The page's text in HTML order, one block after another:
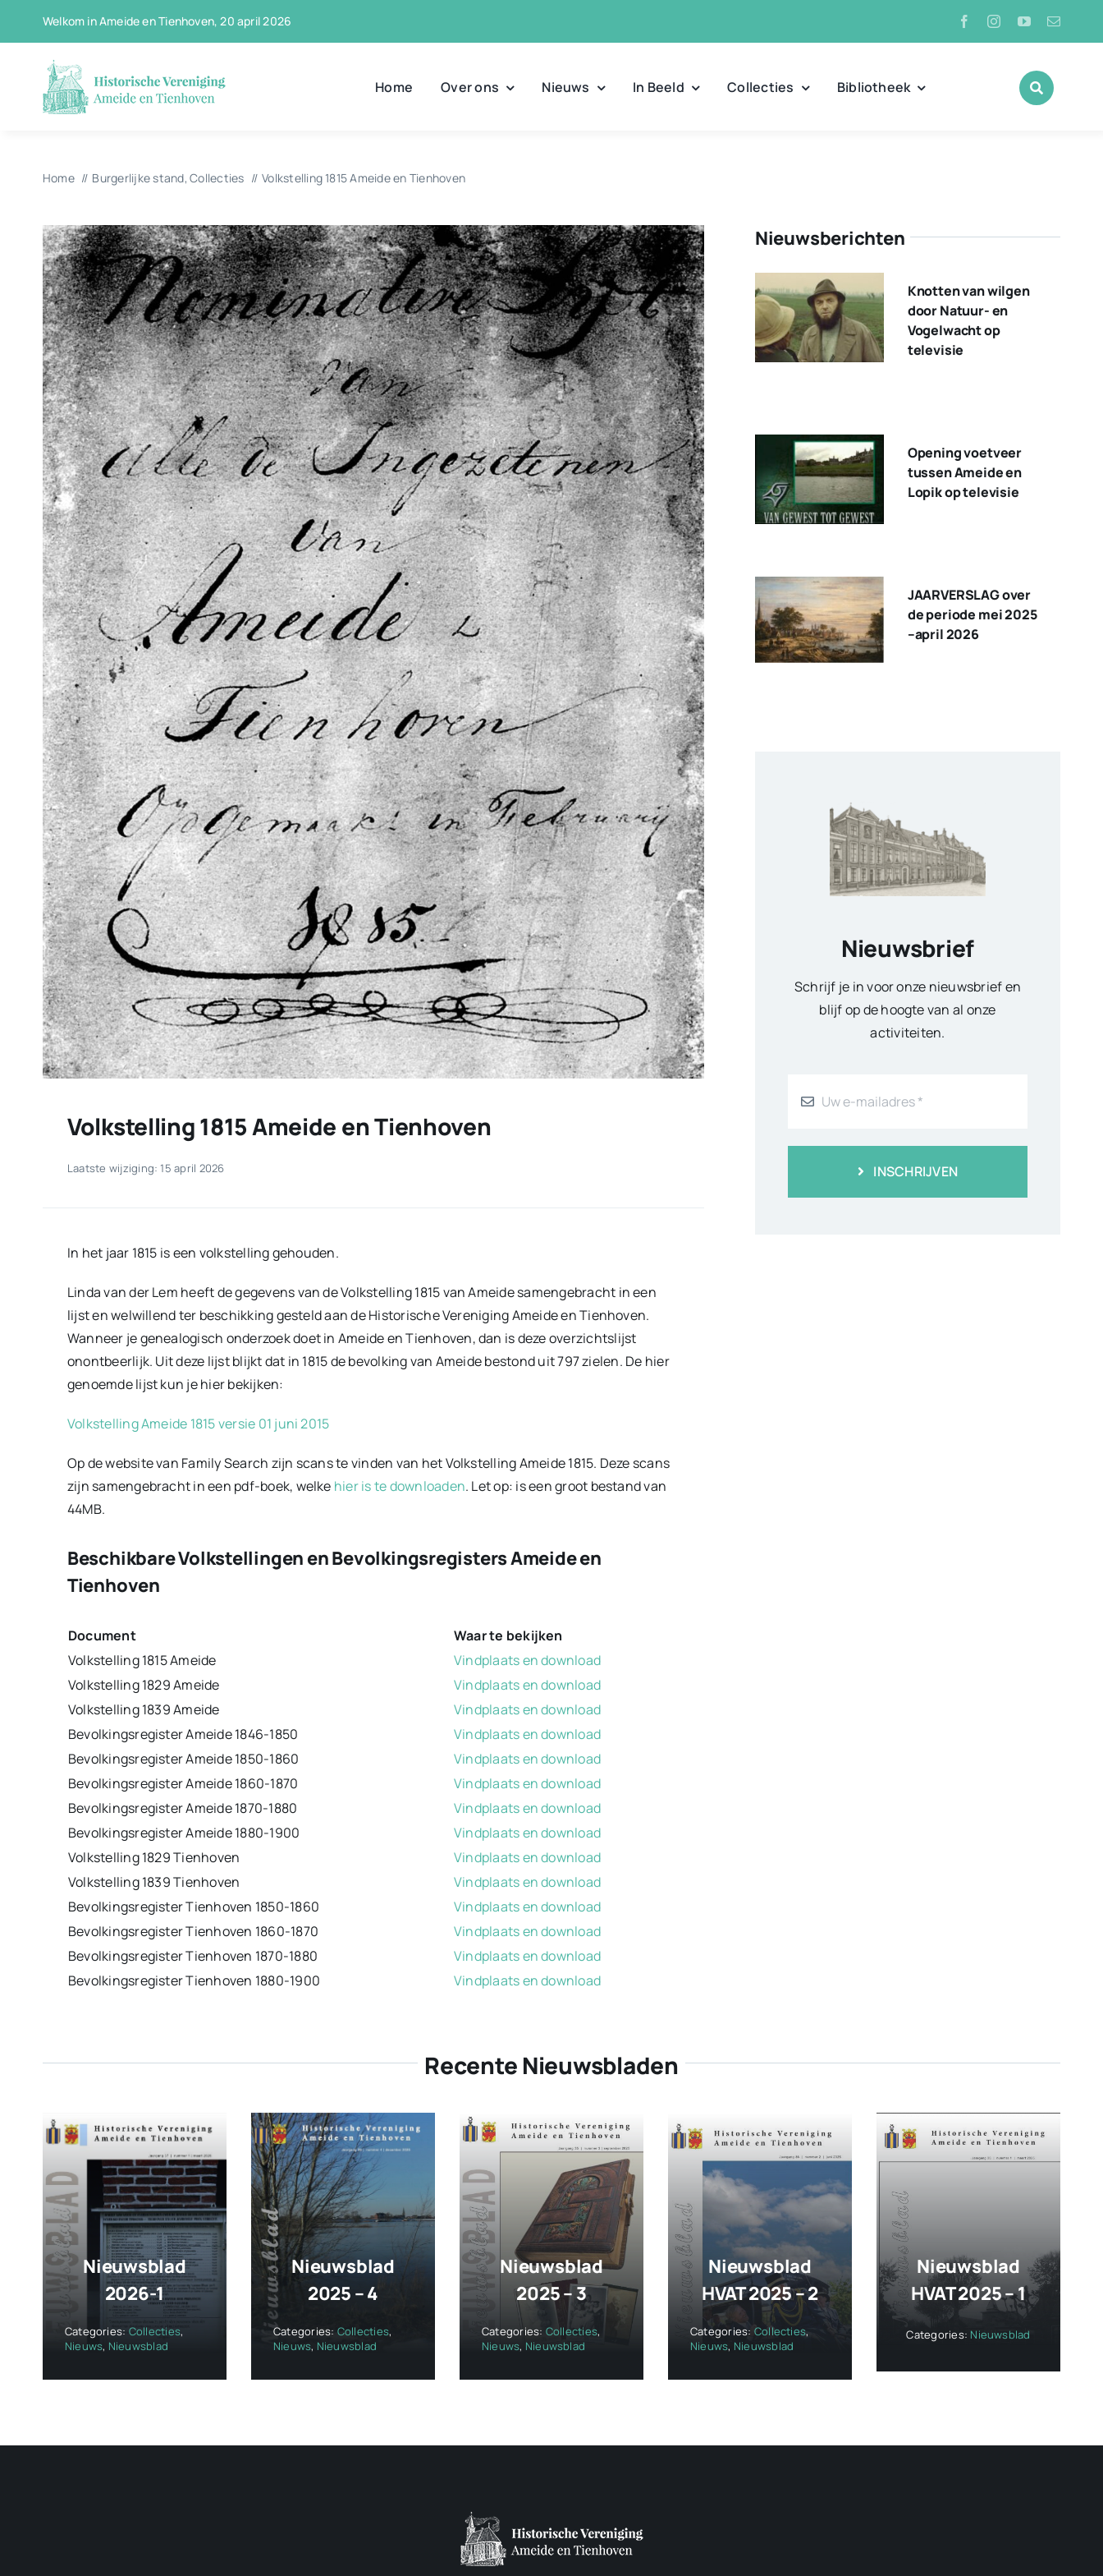
Welkom in Ameide en Tienhoven, 20 april 2026
Home Over ons Nieuws In Beeld Collecties Bibliotheek
Home Burgerlijke stand Collecties Volkstelling 1815 Ameide en Tienhoven
Volkstelling 1815 Ameide en Tienhoven
Laatste wijziging: 15 april 2026
In het jaar 1815 is een volkstelling gehouden.
Linda van der Lem heeft de gegevens van de Volkstelling 1815 van Ameide samengebracht in een
lijst en welwillend ter beschikking gesteld aan de Historische Vereniging Ameide en Tienhoven.
Wanneer je genealogisch onderzoek doet in Ameide en Tienhoven, dan is deze overzichtslijst
onontbeerlijk. Uit deze lijst blijkt dat in 1815 de bevolking van Ameide bestond uit 797 zielen. De hier
genoemde lijst kun je hier bekijken:
Volkstelling Ameide 1815 versie 01 juni 2015
Op de website van Family Search zijn scans te vinden van het Volkstelling Ameide 1815. Deze scans
zijn samengebracht in een pdf-boek, welke hier is te downloaden. Let op: is een groot bestand van
44MB.
Beschikbare Volkstellingen en Bevolkingsregisters Ameide en
Tienhoven
Document
Waar te bekijken
Volkstelling 1815 Ameide
Vindplaats en download
Volkstelling 1829 Ameide
Vindplaats en download
Volkstelling 1839 Ameide
Vindplaats en download
Bevolkingsregister Ameide 1846-1850
Vindplaats en download
Bevolkingsregister Ameide 1850-1860
Vindplaats en download
Bevolkingsregister Ameide 1860-1870
Vindplaats en download
Bevolkingsregister Ameide 1870-1880
Vindplaats en download
Bevolkingsregister Ameide 1880-1900
Vindplaats en download
Volkstelling 1829 Tienhoven
Vindplaats en download
Volkstelling 1839 Tienhoven
Vindplaats en download
Bevolkingsregister Tienhoven 1850-1860
Vindplaats en download
Bevolkingsregister Tienhoven 1860-1870
Vindplaats en download
Bevolkingsregister Tienhoven 1870-1880
Vindplaats en download
Bevolkingsregister Tienhoven 1880-1900
Vindplaats en download
Nieuwsberichten
Knotten van wilgen
door Natuur- en
Vogelwacht op
televisie
Opening voetveer
tussen Ameide en
Lopik op televisie
JAARVERSLAG over
de periode mei 2025
–april 2026
Nieuwsbrief
Schrijf je in voor onze nieuwsbrief en
blijf op de hoogte van al onze
activiteiten.
INSCHRIJVEN
Recente Nieuwsbladen
Nieuwsblad
2026-1
Categories: Collecties,
Nieuws, Nieuwsblad
Nieuwsblad
2025 – 4
Categories: Collecties,
Nieuws, Nieuwsblad
Nieuwsblad
2025 – 3
Categories: Collecties,
Nieuws, Nieuwsblad
Nieuwsblad
HVAT 2025 – 2
Categories: Collecties,
Nieuws, Nieuwsblad
Nieuwsblad
HVAT 2025 – 1
Categories: Nieuwsblad